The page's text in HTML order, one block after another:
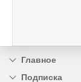
Главное
Подписка